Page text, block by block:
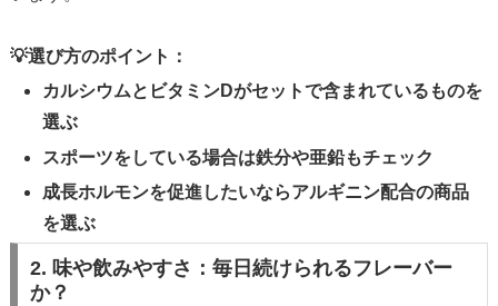
💡選び方のポイント：
カルシウムとビタミンDがセットで含まれているものを
選ぶ
スポーツをしている場合は鉄分や亜鉛もチェック
成長ホルモンを促進したいならアルギニン配合の商品
を選ぶ
2. 味や飲みやすさ：毎日続けられるフレーバー
か？